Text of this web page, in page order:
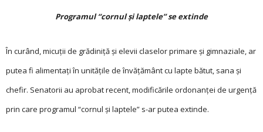
Programul “cornul și laptele” se extinde
În curând, micuții de grădiniță și elevii claselor primare și gimnaziale, ar
putea fi alimentați în unitățile de învățământ cu lapte bătut, sana și
chefir. Senatorii au aprobat recent, modificările ordonanței de urgență
prin care programul “cornul și laptele” s-ar putea extinde.